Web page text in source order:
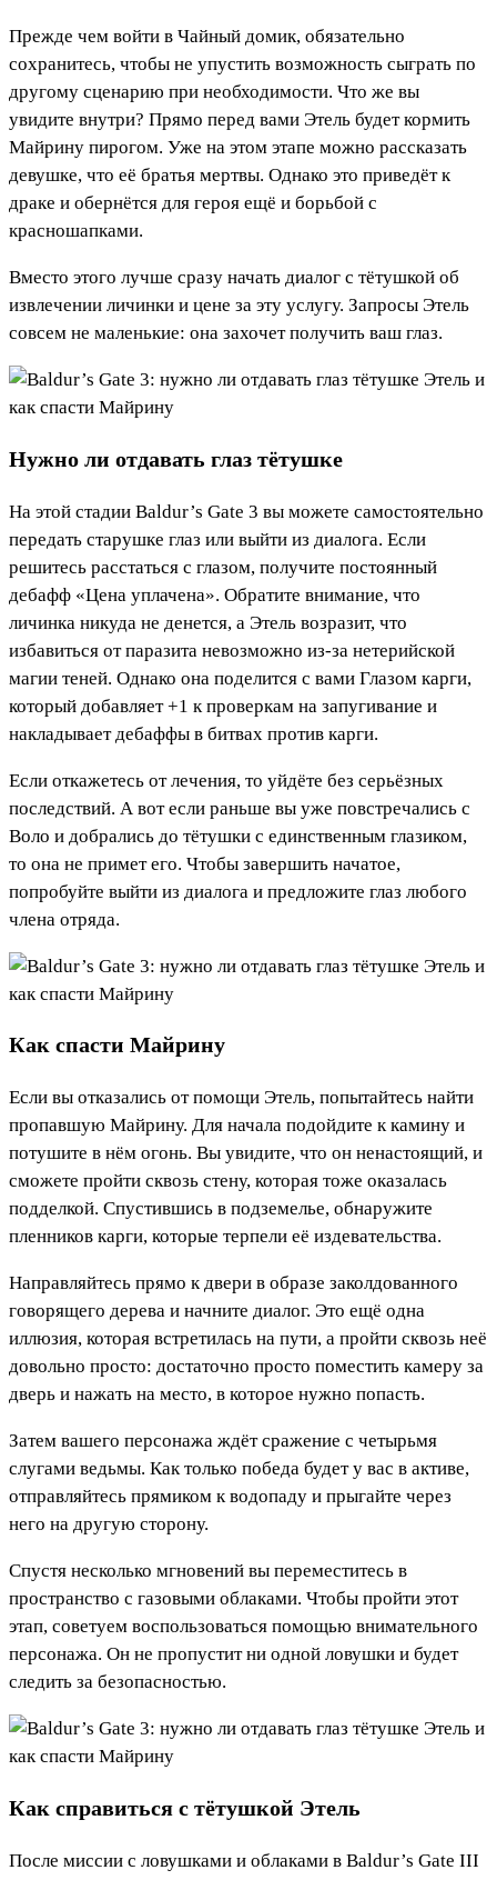
Прежде чем войти в Чайный домик, обязательно
сохранитесь, чтобы не упустить возможность сыграть по
другому сценарию при необходимости. Что же вы
увидите внутри? Прямо перед вами Этель будет кормить
Майрину пирогом. Уже на этом этапе можно рассказать
девушке, что её братья мертвы. Однако это приведёт к
драке и обернётся для героя ещё и борьбой с
красношапками.
Вместо этого лучше сразу начать диалог с тётушкой об
извлечении личинки и цене за эту услугу. Запросы Этель
совсем не маленькие: она захочет получить ваш глаз.
Нужно ли отдавать глаз тётушке
На этой стадии Baldur’s Gate 3 вы можете самостоятельно
передать старушке глаз или выйти из диалога. Если
решитесь расстаться с глазом, получите постоянный
дебафф «Цена уплачена». Обратите внимание, что
личинка никуда не денется, а Этель возразит, что
избавиться от паразита невозможно из-за нетерийской
магии теней. Однако она поделится с вами Глазом карги,
который добавляет +1 к проверкам на запугивание и
накладывает дебаффы в битвах против карги.
Если откажетесь от лечения, то уйдёте без серьёзных
последствий. А вот если раньше вы уже повстречались с
Воло и добрались до тётушки с единственным глазиком,
то она не примет его. Чтобы завершить начатое,
попробуйте выйти из диалога и предложите глаз любого
члена отряда.
Как спасти Майрину
Если вы отказались от помощи Этель, попытайтесь найти
пропавшую Майрину. Для начала подойдите к камину и
потушите в нём огонь. Вы увидите, что он ненастоящий, и
сможете пройти сквозь стену, которая тоже оказалась
подделкой. Спустившись в подземелье, обнаружите
пленников карги, которые терпели её издевательства.
Направляйтесь прямо к двери в образе заколдованного
говорящего дерева и начните диалог. Это ещё одна
иллюзия, которая встретилась на пути, а пройти сквозь неё
довольно просто: достаточно просто поместить камеру за
дверь и нажать на место, в которое нужно попасть.
Затем вашего персонажа ждёт сражение с четырьмя
слугами ведьмы. Как только победа будет у вас в активе,
отправляйтесь прямиком к водопаду и прыгайте через
него на другую сторону.
Спустя несколько мгновений вы переместитесь в
пространство с газовыми облаками. Чтобы пройти этот
этап, советуем воспользоваться помощью внимательного
персонажа. Он не пропустит ни одной ловушки и будет
следить за безопасностью.
Как справиться с тётушкой Этель
После миссии с ловушками и облаками в Baldur’s Gate III